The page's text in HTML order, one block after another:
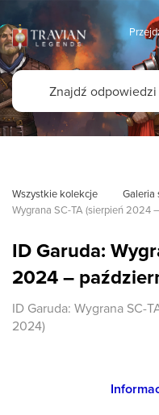
Wszystkie kolekcje Galeria
Wygrana SC-TA (sierpień 2024
ID Garuda:
2024 –
ID Garuda: Wygrana SC-
2024)